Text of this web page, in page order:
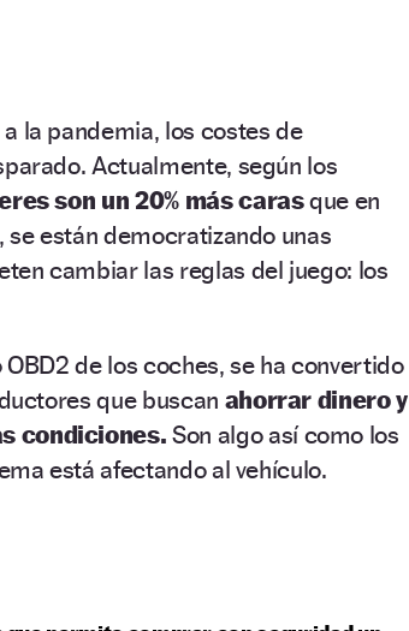
la pandemia, los costes de
Actualmente, según los
son un 20% más carasque en
están democratizando unas
cambiar las reglas del juego: los
de los coches, se ha convertido
que buscan ahorrar dinero y
condiciones.Son algo así como los
está afectando al vehículo.